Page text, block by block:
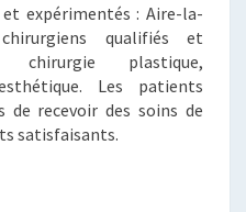
expérimentés : Aire-la-
qualifiés et
chirurgie plastique,
Les patients
de recevoir des soins de
satisfaisants.